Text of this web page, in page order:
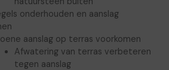
onderhouden en aanslag
aanslag op terras voorkomen
Afwatering van terras verbeteren
tegen aanslag